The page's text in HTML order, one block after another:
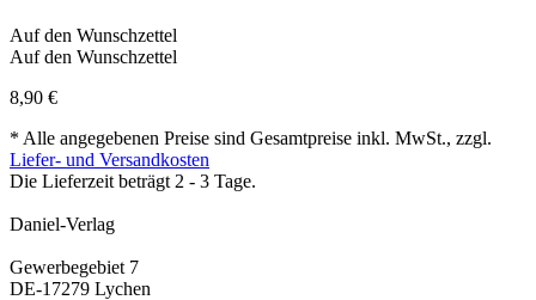
Auf den Wunschzettel
Auf den Wunschzettel
8,90 €
* Alle angegebenen Preise sind Gesamtpreise inkl. MwSt., zzgl.
Liefer- und Versandkosten
Die Lieferzeit beträgt 2 - 3 Tage.
Daniel-Verlag
Gewerbegebiet 7
DE-17279 Lychen